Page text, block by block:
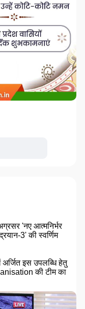
'नए आत्मनिर्भर
3' की स्वर्णिम
इस उपलब्धि हेतु
की टीम का